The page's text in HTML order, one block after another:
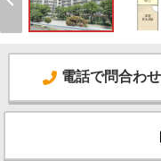
電話で問合わせ